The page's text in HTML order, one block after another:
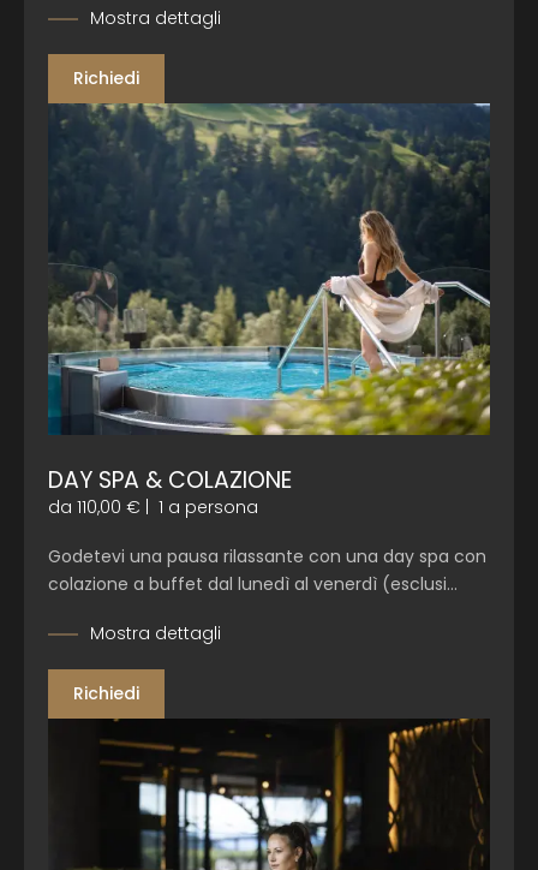
Mostra dettagli
Richiedi
DAY SPA & COLAZIONE
da 110,00 € 1 a persona
Godetevi una pausa rilassante con una day spa con
colazione a buffet dal lunedì al venerdì (esclusi…
Mostra dettagli
Richiedi